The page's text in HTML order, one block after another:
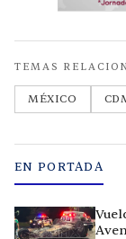
TEMAS
MÉXICO
EN PORTADA